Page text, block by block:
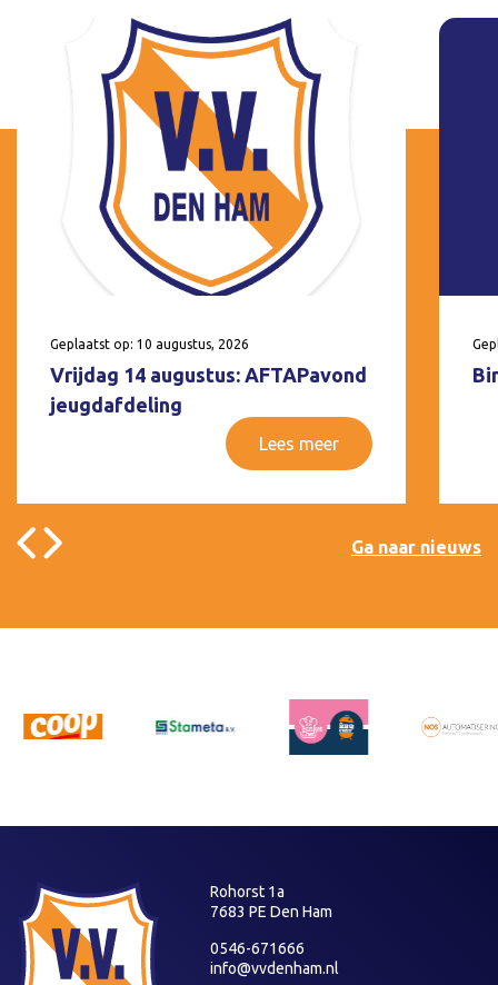
Geplaatst op: 10 augustus, 2026
Vrijdag 14 augustus: AFTAPavond
jeugdafdeling
Lees meer
Ga naar nieuws
Rohorst 1a
7683 PE Den Ham
0546-671666
info@vvdenham.nl